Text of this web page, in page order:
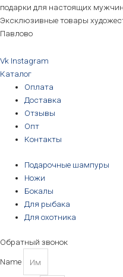
подарки для настоящих мужчин
Эксклюзивные товары
Павлово
Vk Instagram
Каталог
Оплата
Доставка
Отзывы
Опт
Контакты
Подарочные шампуры
Ножи
Бокалы
Для рыбака
Для охотника
Обратный звонок
Name